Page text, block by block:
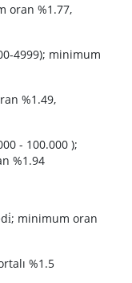
oran %1.77,
4999); minimum
%1.49,
- 100.000 );
%1.94
minimum oran
%1.5